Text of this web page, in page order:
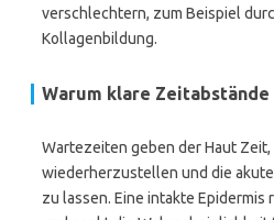
verschlechtern, zum Beispiel
Kollagenbildung.
Warum klare
Wartezeiten geben der Haut Zeit,
wiederherzustellen und die
zu lassen. Eine intakte